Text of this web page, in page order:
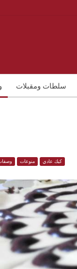
سلطات ومقبلات
كيك عادي منوعات